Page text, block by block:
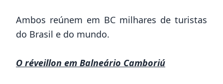
Ambos reúnem em BC milhares de turistas
do Brasil e do mundo.
O réveillon em Balneário Camboriú